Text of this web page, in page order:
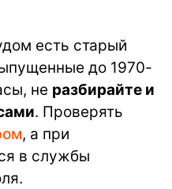
есть старый
до 1970-
не разбирайте и
. Проверять
, а при
в службы